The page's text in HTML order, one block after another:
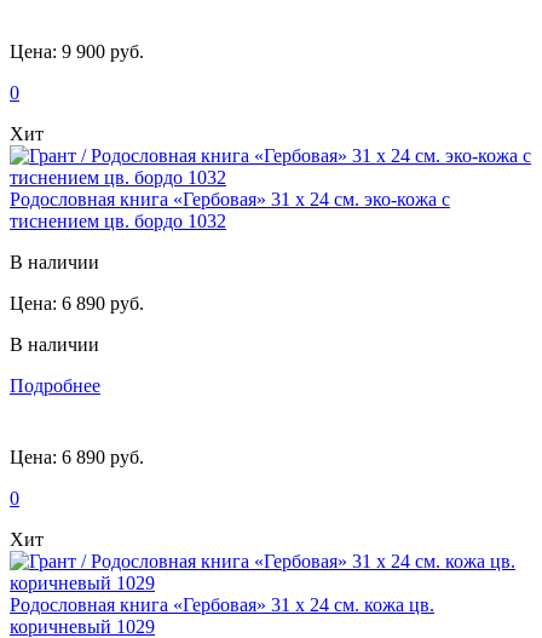
Цена: 9 900 руб.
0
Хит
Родословная книга «Гербовая» 31 х 24 см. эко-кожа с
тиснением цв. бордо 1032
В наличии
Цена: 6 890 руб.
В наличии
Подробнее
Цена: 6 890 руб.
0
Хит
Родословная книга «Гербовая» 31 х 24 см. кожа цв.
коричневый 1029